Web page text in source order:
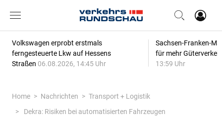
Volkswagen erprobt erstmals
ferngesteuerte Lkw auf Hessens
Straßen 06.08.2026, 14:45 Uhr
Sachsen-Franken-
für mehr
13:59 Uhr
Home Nachrichten
Transport + Logistik
Dekra: Risiken bei automatisierten Fahrzeugen